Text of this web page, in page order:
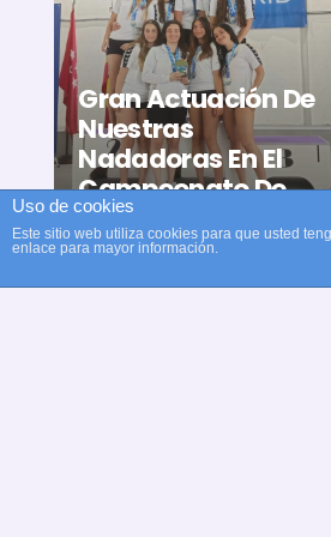
Gran Actuación De
Nuestras
Nadadoras En El
Campeonato De
Madrid De Verano
hace 2 meses
Uso de cookies
Este sitio web utiliza cookies para que usted
enlace para mayor información.